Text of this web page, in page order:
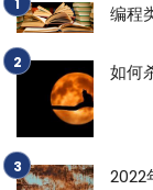
编程
如何
2022